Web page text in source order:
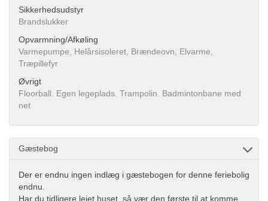
Sikkerhedsudstyr
Brandslukker
Opvarmning/Afkøling
Varmepumpe, Helårsisoleret, Brændeovn, Elvarme,
Træpillefyr
Øvrigt
Floorball. Egen legeplads. Trampolin. Badmintonbane med
net
Gæstebog
Der er endnu ingen indlæg i gæstebogen for denne feriebolig
endnu.
Har du tidligere lejet huset, så vær den første til at komme